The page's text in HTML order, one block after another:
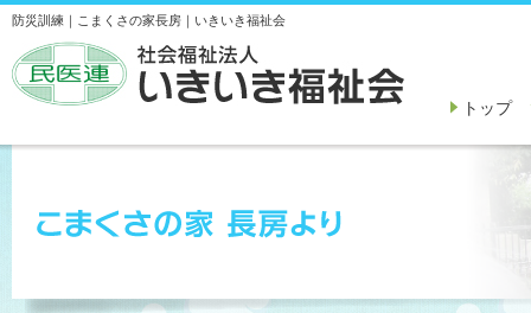
防災訓練｜こまくさの家長房｜いきいき福祉会
トップ